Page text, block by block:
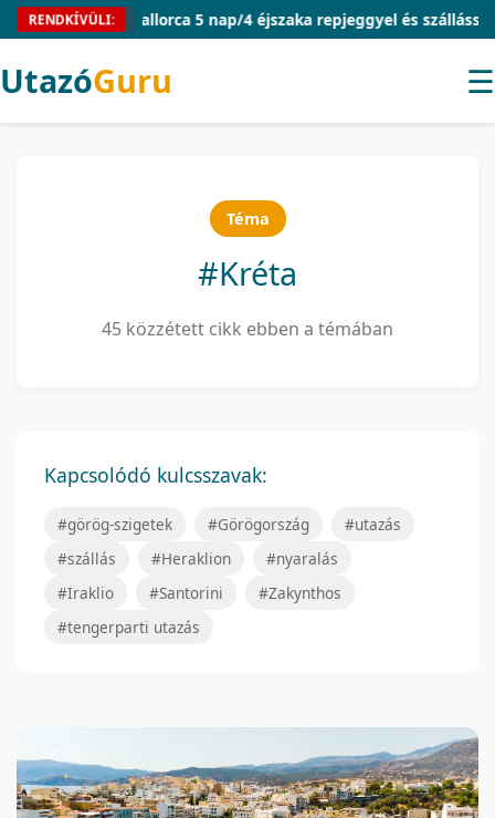
RENDKÍVÜLI:Mallorca 5 nap/4 éjszaka repjeggyel és szállással
UtazóGuru ☰
Téma
#Kréta
45 közzétett cikk ebben a témában
Kapcsolódó kulcsszavak:
#görög-szigetek #Görögország
#utazás
#szállás
#Heraklion
#nyaralás
#Iraklio
#Santorini
#Zakynthos
#tengerparti utazás